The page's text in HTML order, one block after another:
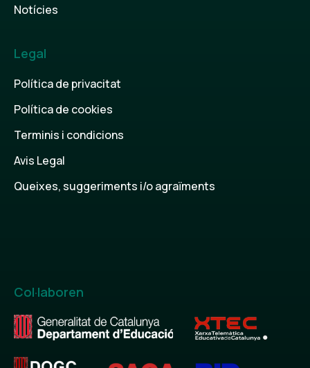
Notícies
Legal
Política de privacitat
Política de cookies
Terminis i condicions
Avis Legal
Queixes, suggeriments i/o agraïments
Col·laboren